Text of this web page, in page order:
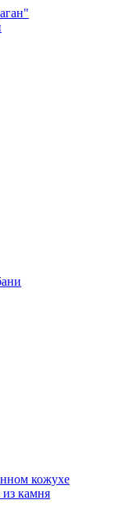
кожухе
камня